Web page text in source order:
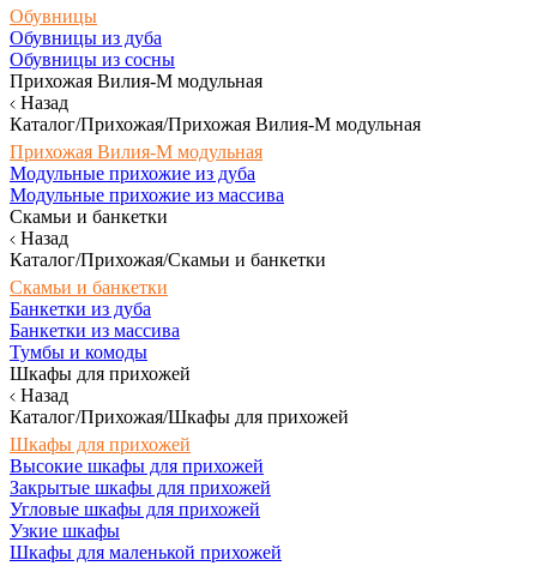
Обувницы
Обувницы из дуба
Обувницы из сосны
Прихожая Вилия-М модульная
Назад
Каталог/Прихожая/Прихожая Вилия-М модульная
Прихожая Вилия-М модульная
Модульные прихожие из дуба
Модульные прихожие из массива
Скамьи и банкетки
Назад
Каталог/Прихожая/Скамьи и банкетки
Скамьи и банкетки
Банкетки из дуба
Банкетки из массива
Тумбы и комоды
Шкафы для прихожей
Назад
Каталог/Прихожая/Шкафы для прихожей
Шкафы для прихожей
Высокие шкафы для прихожей
Закрытые шкафы для прихожей
Угловые шкафы для прихожей
Узкие шкафы
Шкафы для маленькой прихожей